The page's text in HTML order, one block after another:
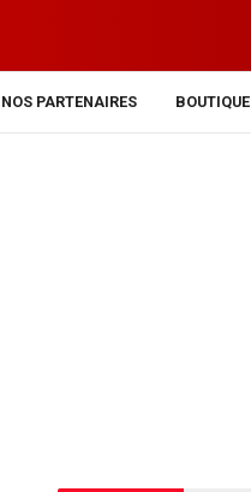
NOS PARTENAIRES BOUTIQUE